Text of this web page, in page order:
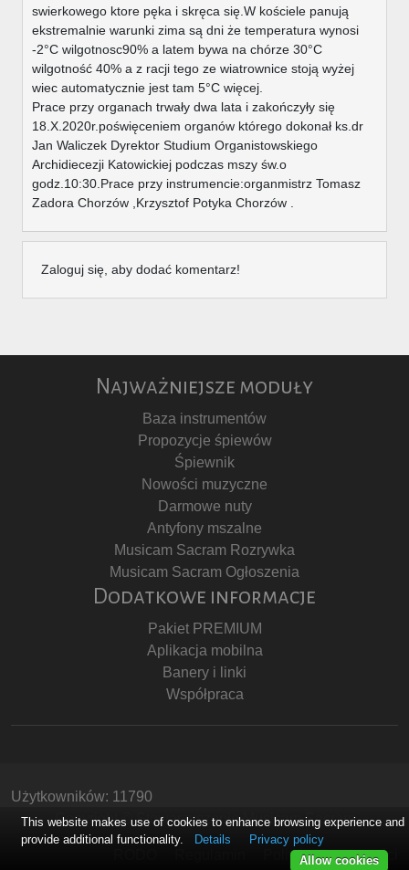
swierkowego ktore pęka i skręca się.W kościele panują
ekstremalnie warunki zima są dni że temperatura wynosi
-2°C wilgotnosc90% a latem bywa na chórze 30°C
wilgotność 40% a z racji tego ze wiatrownice stoją wyżej
wiec automatycznie jest tam 5°C więcej.
Prace przy organach trwały dwa lata i zakończyły się
18.X.2020r.poświęceniem organów którego dokonał ks.dr
Jan Waliczek Dyrektor Studium Organistowskiego
Archidiecezji Katowickiej podczas mszy św.o
godz.10:30.Prace przy instrumencie:organmistrz Tomasz
Zadora Chorzów ,Krzysztof Potyka Chorzów .
Zaloguj się, aby dodać komentarz!
Najważniejsze moduły
Baza instrumentów
Propozycje śpiewów
Śpiewnik
Nowości muzyczne
Darmowe nuty
Antyfony mszalne
Musicam Sacram Rozrywka
Musicam Sacram Ogłoszenia
Dodatkowe informacje
Pakiet PREMIUM
Aplikacja mobilna
Banery i linki
Współpraca
Użytkowników: 11790
Copyright © Stowarzyszenie Musicam Sacram
Polityka Prywatności
This website makes use of cookies to enhance browsing experience and
provide additional functionality.
Details
Privacy policy
Allow cookies